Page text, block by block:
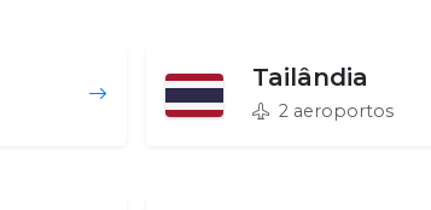
Tailândia
2 aeroportos